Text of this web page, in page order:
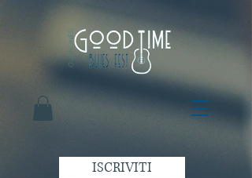
ISCRIVITI